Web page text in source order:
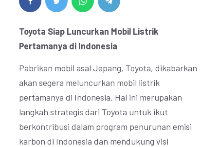
Toyota Siap Luncurkan Mobil Listrik
Pertamanya di Indonesia
Pabrikan mobil asal Jepang, Toyota, dikabarkan
akan segera meluncurkan mobil listrik
pertamanya di Indonesia. Hal ini merupakan
langkah strategis dari Toyota untuk ikut
berkontribusi dalam program penurunan emisi
karbon di Indonesia dan mendukung visi